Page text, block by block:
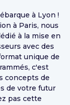
à Lyon !
à Paris, nous
à la mise en
avec des
unique de
c'est
concepts de
de votre futur
pas cette